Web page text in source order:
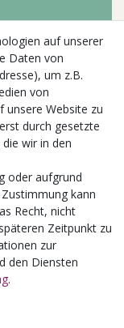
auf unserer
Daten von
um z.B.
von
unsere Website zu
durch gesetzte
wir in den
oder aufgrund
kann
Recht, nicht
Zeitpunkt zu
zur
den Diensten
.